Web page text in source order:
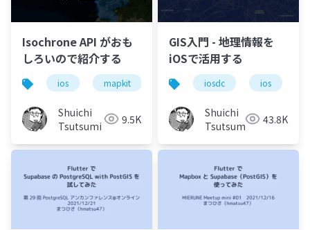
Isochrone API がおも
しろいので紹介する
ios mapkit swift gis mapbox
Shuichi
Tsutsumi
9.5K
GIS入門 - 地理情報を
iOSで活用する
iosdc ios
Shuichi
Tsutsumi
43.8K